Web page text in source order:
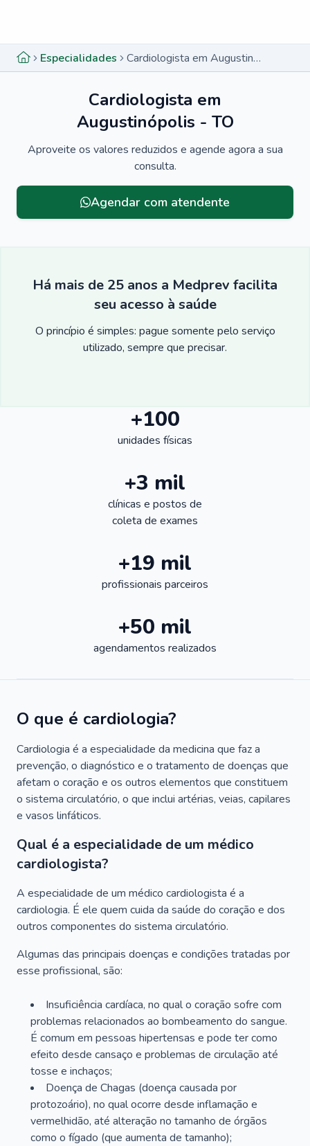
Especialidades Cardiologista em Augustinópolis - TO
Cardiologista em
Augustinópolis - TO
Aproveite os valores reduzidos e agende agora a sua
consulta.
Agendar com atendente
Há mais de 25 anos a Medprev facilita
seu acesso à saúde
O princípio é simples: pague somente pelo serviço
utilizado, sempre que precisar.
+100
unidades físicas
+3 mil
clínicas e postos de
coleta de exames
+19 mil
profissionais parceiros
+50 mil
agendamentos realizados
O que é cardiologia?
Cardiologia é a especialidade da medicina que faz a
prevenção, o diagnóstico e o tratamento de doenças que
afetam o coração e os outros elementos que constituem
o sistema circulatório, o que inclui artérias, veias, capilares
e vasos linfáticos.
Qual é a especialidade de um médico
cardiologista?
A especialidade de um médico cardiologista é a
cardiologia. É ele quem cuida da saúde do coração e dos
outros componentes do sistema circulatório.
Algumas das principais doenças e condições tratadas por
esse profissional, são:
Insuficiência cardíaca, no qual o coração sofre com
problemas relacionados ao bombeamento do sangue.
É comum em pessoas hipertensas e pode ter como
efeito desde cansaço e problemas de circulação até
tosse e inchaços;
Doença de Chagas (doença causada por
protozoário), no qual ocorre desde inflamação e
vermelhidão, até alteração no tamanho de órgãos
como o fígado (que aumenta de tamanho);